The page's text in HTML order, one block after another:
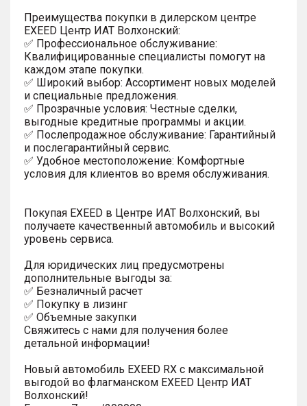
Преимущества покупки в дилерском центре
EXEED Центр ИАТ Волхонский:
✅ Профессиональное обслуживание:
Квалифицированные специалисты помогут на
каждом этапе покупки.
✅ Широкий выбор: Ассортимент новых моделей
и специальные предложения.
✅ Прозрачные условия: Честные сделки,
выгодные кредитные программы и акции.
✅ Послепродажное обслуживание: Гарантийный
и послегарантийный сервис.
✅ Удобное местоположение: Комфортные
условия для клиентов во время обслуживания.
Покупая EXEED в Центре ИАТ Волхонский, вы
получаете качественный автомобиль и высокий
уровень сервиса.
Для юридических лиц предусмотрены
дополнительные выгоды за:
✅ Безналичный расчет
✅ Покупку в лизинг
✅ Объемные закупки
Свяжитесь с нами для получения более
детальной информации!
Новый автомобиль EXEED RX с максимальной
выгодой во флагманском EXEED Центр ИАТ
Волхонский!